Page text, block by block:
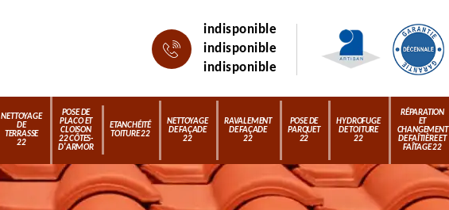
indisponible
indisponible
indisponible
NETTOYAGE
DE
TERRASSE
22
POSE DE
PLACO ET
CLOISON
22 CÔTES-
D'ARMOR
ETANCHÉITÉ
TOITURE 22
NETTOYAGE
DE FAÇADE
22
RAVALEMENT
DE FAÇADE
22
POSE DE
PARQUET
22
HYDROFUGE
DE TOITURE
22
RÉPARATION
ET
CHANGEMENT
DE FAÎTIÈRE ET
FAÎTAGE 22